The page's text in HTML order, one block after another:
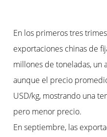
En los primeros tres
exportaciones chinas de
millones de toneladas, un
aunque el precio
USD/kg, mostrando una
pero menor precio.
En septiembre, las